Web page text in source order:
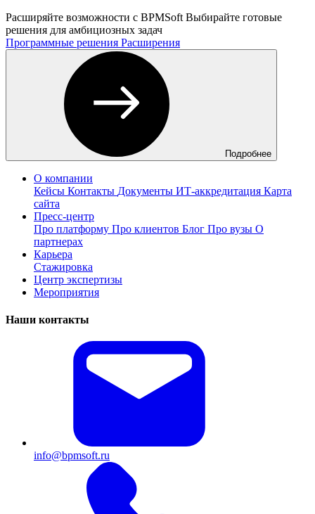
Расширяйте возможности с BPMSoft Выбирайте готовые
решения для амбициозных задач
Программные решения Расширения
Подробнее
О компании
Кейсы Контакты Документы ИТ-аккредитация Карта
сайта
Пресс-центр
Про платформу Про клиентов Блог Про вузы О
партнерах
Карьера
Стажировка
Центр экспертизы
Мероприятия
Наши контакты
info@bpmsoft.ru